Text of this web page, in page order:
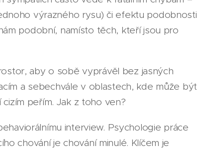
výrazného rysu) či efektu
podobní, namísto těch, kteří jsou pro
aby o sobě vyprávěl bez jasných
a sebechvále v oblastech, kde může být
peřím. Jak z toho ven?
interview. Psychologie práce
chování je chování minulé. Klíčem je